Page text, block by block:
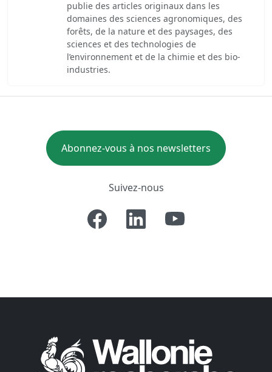
publie des articles originaux dans les
domaines des sciences agronomiques, des
forêts, de la nature et des paysages, des
sciences et des technologies de
l’environnement et de la chimie et des bio-
industries.
Abonnez-vous à nos newsletters
Suivez-nous